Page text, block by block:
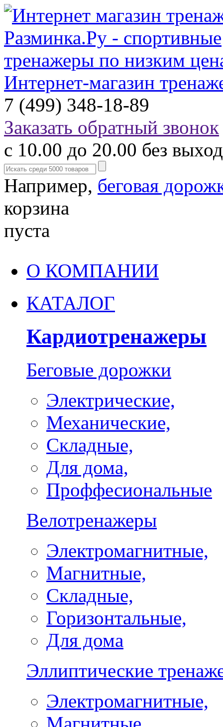
Интернет-магазин
7 (499) 348-18-89
Заказать обратный звонок
с 10.00 до 20.00 без
Например, беговая
корзина
пуста
О КОМПАНИИ
КАТАЛОГ
Кардиотренажеры
Беговые дорожки
Электрические,
Механические,
Складные,
Для дома,
Проффесиональные
Велотренажеры
Электромагнитные,
Магнитные,
Складные,
Горизонтальные,
Для дома
Эллиптические
Электромагнитные,